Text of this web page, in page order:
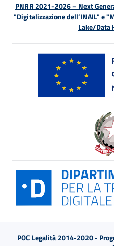
PNRR 2021-2026 – Next
"Digitalizzazione dell’INAIL" e
Lake/Data
POC Legalità 2014-2020 -